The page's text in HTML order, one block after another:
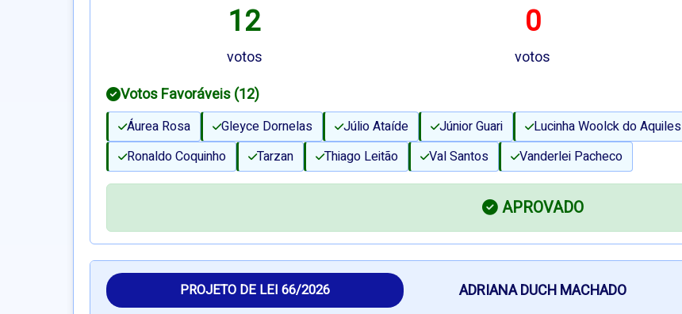
12
votos
0
votos
Votos Favoráveis (12)
Áurea Rosa Gleyce Dornelas Júlio Ataíde Júnior Guari Lucinha Woolck do Aquiles
Ronaldo Coquinho
Tarzan Thiago Leitão Val Santos Vanderlei Pacheco
APROVADO
PROJETO DE LEI 66/2026 ADRIANA DUCH MACHADO